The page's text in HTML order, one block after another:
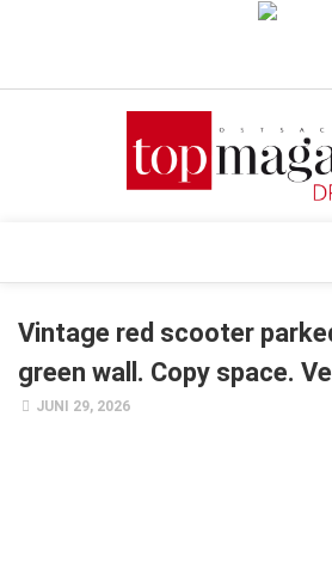
Verkaufsstellen
Top Gesundheitsforum Dresden /
Mediadaten
Events
Genuss
Vintage red scooter
green wall. Copy space.
JUNI 29, 2026